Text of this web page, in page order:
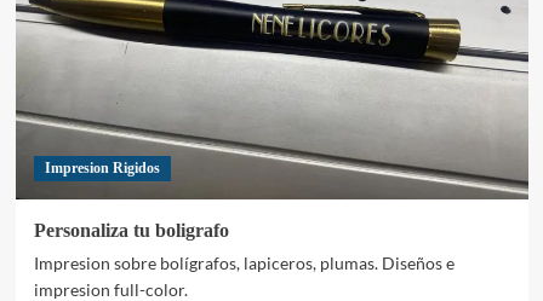
Impresion Rigidos
Personaliza tu boligrafo
Impresion sobre bolígrafos, lapiceros, plumas. Diseños e
impresion full-color.